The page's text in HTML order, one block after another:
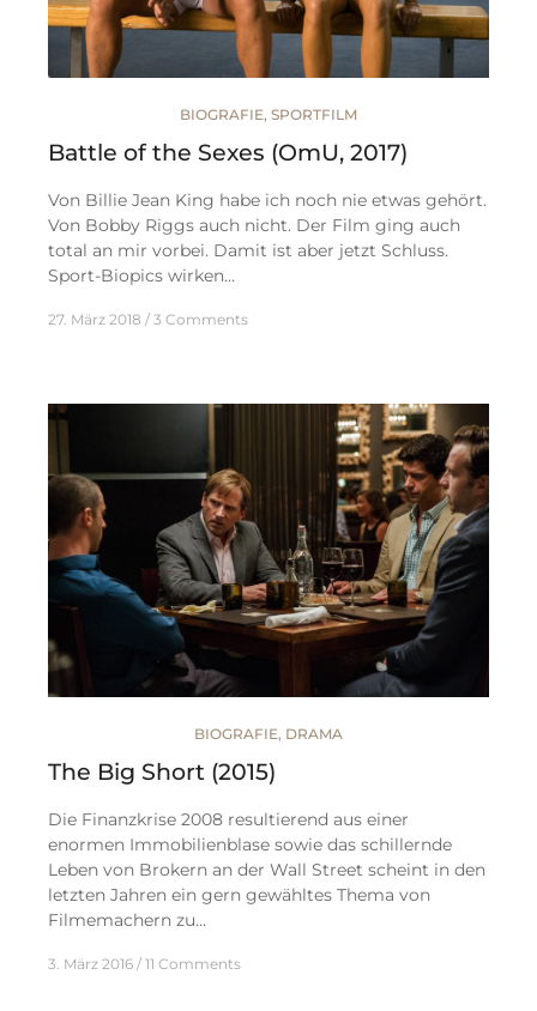
BIOGRAFIE, SPORTFILM
Battle of the Sexes (OmU, 2017)
Von Billie Jean King habe ich noch nie etwas gehört.
Von Bobby Riggs auch nicht. Der Film ging auch
total an mir vorbei. Damit ist aber jetzt Schluss.
Sport-Biopics wirken…
27. März 2018 3 Comments
BIOGRAFIE, DRAMA
The Big Short (2015)
Die Finanzkrise 2008 resultierend aus einer
enormen Immobilienblase sowie das schillernde
Leben von Brokern an der Wall Street scheint in den
letzten Jahren ein gern gewähltes Thema von
Filmemachern zu…
3. März 2016 11 Comments